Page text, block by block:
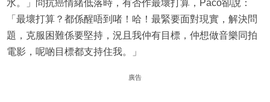
水。」問抗癌情緒低落時，有否作最壞打算，Paco卻說：
「最壞打算？都係醒唔到啫！哈！最緊要面對現實，解決問
題，克服困難係要堅持，況且我仲有目標，仲想做音樂同拍
電影，呢啲目標都支持住我。」
廣告